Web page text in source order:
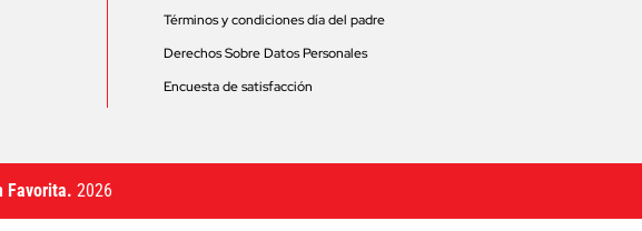
Términos y condiciones día del padre
Derechos Sobre Datos Personales
Encuesta de satisfacción
Favorita. 2026